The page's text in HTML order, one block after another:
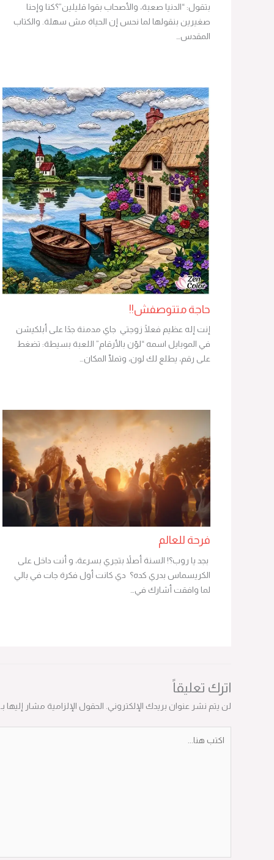
بتقول: “الدنيا صعبة، والأصحاب بقوا قليلين”؟كنا وإحنا
صغيرين بنقولها لما نحس إن الحياة مش سهلة. والكتاب
المقدس…
حاجة متتوصفش!!
إنت إله عظيم فعلًا زوجتي جاي مدمنة جدًا على أبلكيشن
في الموبايل اسمه “لوّن بالأرقام” اللعبة بسيطة: تضغط
على رقم، يطلع لك لون، وتملّا المكان…
فرحة للعالم
بجد يا روب؟! السنة أصلاً بتجري بسرعة، و أنت داخل على
الكريسماس بدري كده؟ دي كانت أول فكرة جات في بالي
لما وافقت أشارك في…
اترك تعليقاً
لن يتم نشر عنوان بريدك الإلكتروني. الحقول الإلزامية مشار إليها بـ*